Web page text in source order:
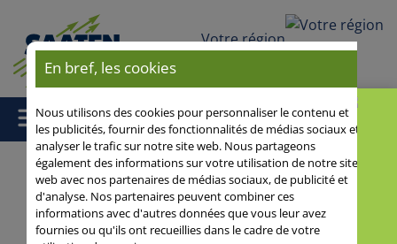
Votre région
Accueil/News Mobil/ CHEVIGNON : une success story made in
Saaten-Union !
En bref, les cookies
Nous utilisons des cookies pour personnaliser le contenu et
les publicités, fournir des fonctionnalités de médias sociaux et
analyser le trafic sur notre site web. Nous partageons
également des informations sur votre utilisation de notre site
web avec nos partenaires de médias sociaux, de publicité et
d'analyse. Nos partenaires peuvent combiner ces
informations avec d'autres données que vous leur avez
fournies ou qu'ils ont recueillies dans le cadre de votre